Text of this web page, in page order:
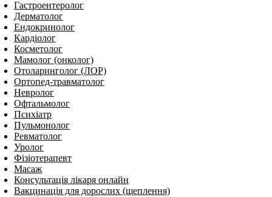
Гастроентеролог
Дерматолог
Ендокринолог
Кардіолог
Косметолог
Мамолог (онколог)
Отоларинголог (ЛОР)
Ортопед-травматолог
Невролог
Офтальмолог
Психіатр
Пульмонолог
Ревматолог
Уролог
Фізіотерапевт
Масаж
Консультація лікаря онлайн
Вакцинація для дорослих (щеплення)